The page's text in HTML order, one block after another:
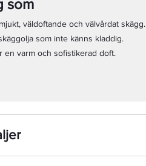
som
väldoftande och välvårdat skägg.
som inte känns kladdig.
en varm och sofistikerad doft.